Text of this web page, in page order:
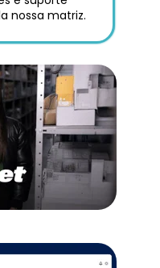
nossa matriz.